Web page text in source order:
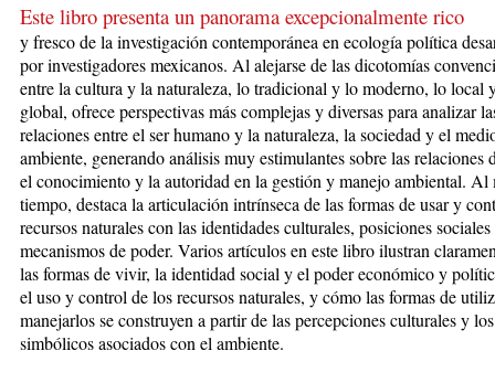
Este libro presenta un panorama excepcionalmente rico
y frescode la investigación contemporánea en ecología política
por investigadores mexicanos. Al alejarse de las dicotomías
entrela cultura y la naturaleza, lo tradicional y lo moderno, lo local
global, ofrece perspectivas más complejas y diversas para analizar
relaciones entre el ser humano y la naturaleza, la sociedad y el
ambiente, generando análisis muy estimulantes sobre las relaciones
el conocimiento y la autoridad en la gestión y manejo ambiental. Al
tiempo, destaca la articulación intrínseca de las formas de usar y
recursos naturales con las identidades culturales, posiciones
mecanismos de poder. Varios artículos en este libro ilustran
las formas de vivir, la identidad social y el poder económico y
el uso y control de los recursos naturales, y cómo las formas de
manejarlos se construyen a partir de las percepciones culturales y
simbólicos asociados con el ambiente.